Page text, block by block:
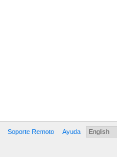
Soporte Remoto Ayuda